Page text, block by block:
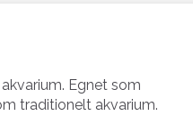
Egnet som
traditionelt akvarium.